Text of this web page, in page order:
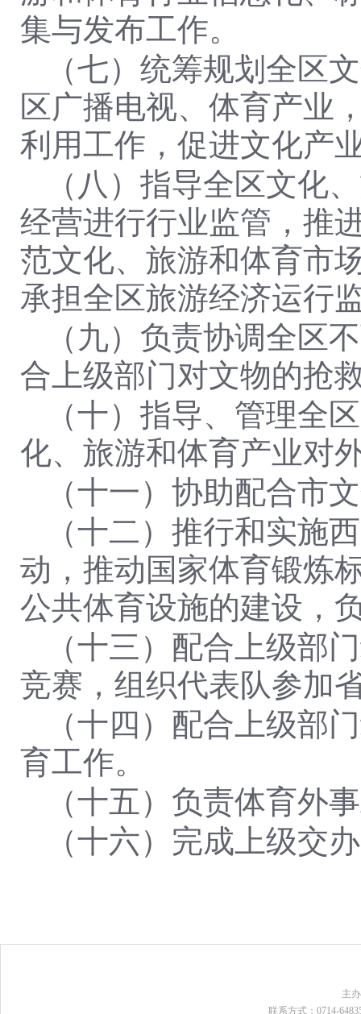
集与发布工作。
（七）统筹规划全区
区广播电视、体育产业
利用工作，促进文化产
（八）指导全区文化
经营进行行业监管，推
范文化、旅游和体育市
承担全区旅游经济运行
（九）负责协调全区
合上级部门对文物的抢
（十）指导、管理全
化、旅游和体育产业对
（十一）协助配合市
（十二）推行和实施
动，推动国家体育锻炼
公共体育设施的建设，
（十三）配合上级部
竞赛，组织代表队参加
（十四）配合上级部
育工作。
（十五）负责体育外
（十六） 完成上级交
主
联系方式：0714-